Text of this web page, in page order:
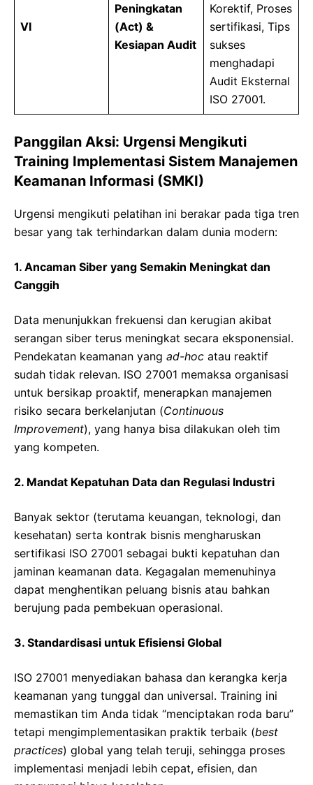
VI
Peningkatan
(Act) &
Kesiapan Audit
Korektif, Proses
sertifikasi, Tips
sukses
menghadapi
Audit Eksternal
ISO 27001.
Panggilan Aksi: Urgensi Mengikuti
Training Implementasi Sistem Manajemen
Keamanan Informasi (SMKI)
Urgensi mengikuti pelatihan ini berakar pada tiga tren
besar yang tak terhindarkan dalam dunia modern:
1. Ancaman Siber yang Semakin Meningkat dan
Canggih
Data menunjukkan frekuensi dan kerugian akibat
serangan siber terus meningkat secara eksponensial.
Pendekatan keamanan yang ad-hoc atau reaktif
sudah tidak relevan. ISO 27001 memaksa organisasi
untuk bersikap proaktif, menerapkan manajemen
risiko secara berkelanjutan (Continuous
Improvement), yang hanya bisa dilakukan oleh tim
yang kompeten.
2. Mandat Kepatuhan Data dan Regulasi Industri
Banyak sektor (terutama keuangan, teknologi, dan
kesehatan) serta kontrak bisnis mengharuskan
sertifikasi ISO 27001 sebagai bukti kepatuhan dan
jaminan keamanan data. Kegagalan memenuhinya
dapat menghentikan peluang bisnis atau bahkan
berujung pada pembekuan operasional.
3. Standardisasi untuk Efisiensi Global
ISO 27001 menyediakan bahasa dan kerangka kerja
keamanan yang tunggal dan universal. Training ini
memastikan tim Anda tidak “menciptakan roda baru”
tetapi mengimplementasikan praktik terbaik (best
practices) global yang telah teruji, sehingga proses
implementasi menjadi lebih cepat, efisien, dan